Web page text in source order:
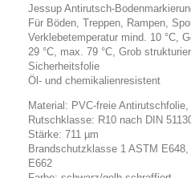
Jessup Antirutsch-
Für Böden, Treppen, Rampen,
Verklebetemperatur mind. 10 °C,
29 °C, max. 79 °C, Grob
Sicherheitsfolie
Öl- und chemikalienresistent
Material: PVC-freie
Rutschklasse: R10 nach DIN
Stärke: 711 µm
Brandschutzklasse 1 ASTM
E662